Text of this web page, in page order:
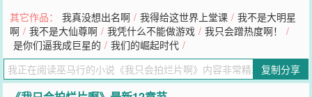
本来以为也就吹牛逼，酒醒后大家该干嘛干嘛……但！一个星期后，
当兄弟们砸锅卖铁建好剧组，并眼巴巴等待他拍摄以后……他慌
了………………………………后来，在那一年之后……世界电影圈所
有人心态炸裂了……--我只会拍烂片啊
您要是觉得《我只会拍烂片啊》还不错的话请不要忘记向您QQ群和微
博微信里的朋友推荐哦！
其它作品： 我真没想出名啊 / 我得给这世界上堂课 / 我不是大明星
啊 / 我不是大仙尊啊 / 我凭什么不能做游戏 / 我只会蹭热度啊！
/
是你们逼我成巨星的 / 我们的崛起时代 /
复制分享